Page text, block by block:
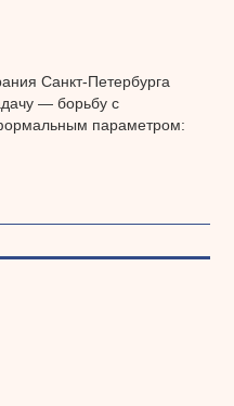
Санкт-Петербурга
— борьбу с
параметром: